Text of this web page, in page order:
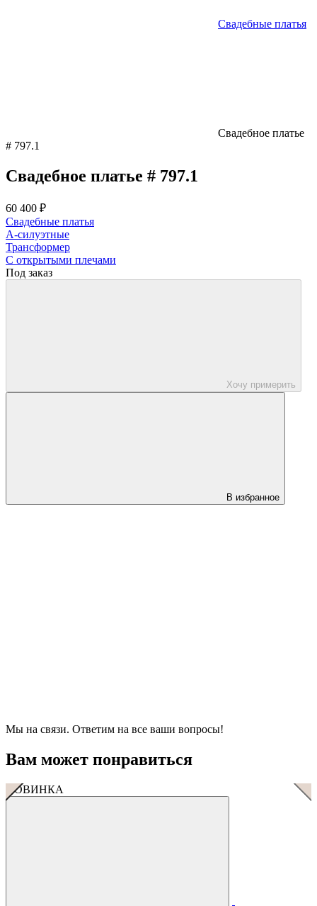
Свадебные платья
Свадебное платье
# 797.1
Свадебное платье # 797.1
60 400 ₽
Свадебные платья
А-силуэтные
Трансформер
С открытыми плечами
Под заказ
Хочу примерить
В избранное
Мы на связи. Ответим на все ваши вопросы!
Вам может понравиться
НОВИНКА